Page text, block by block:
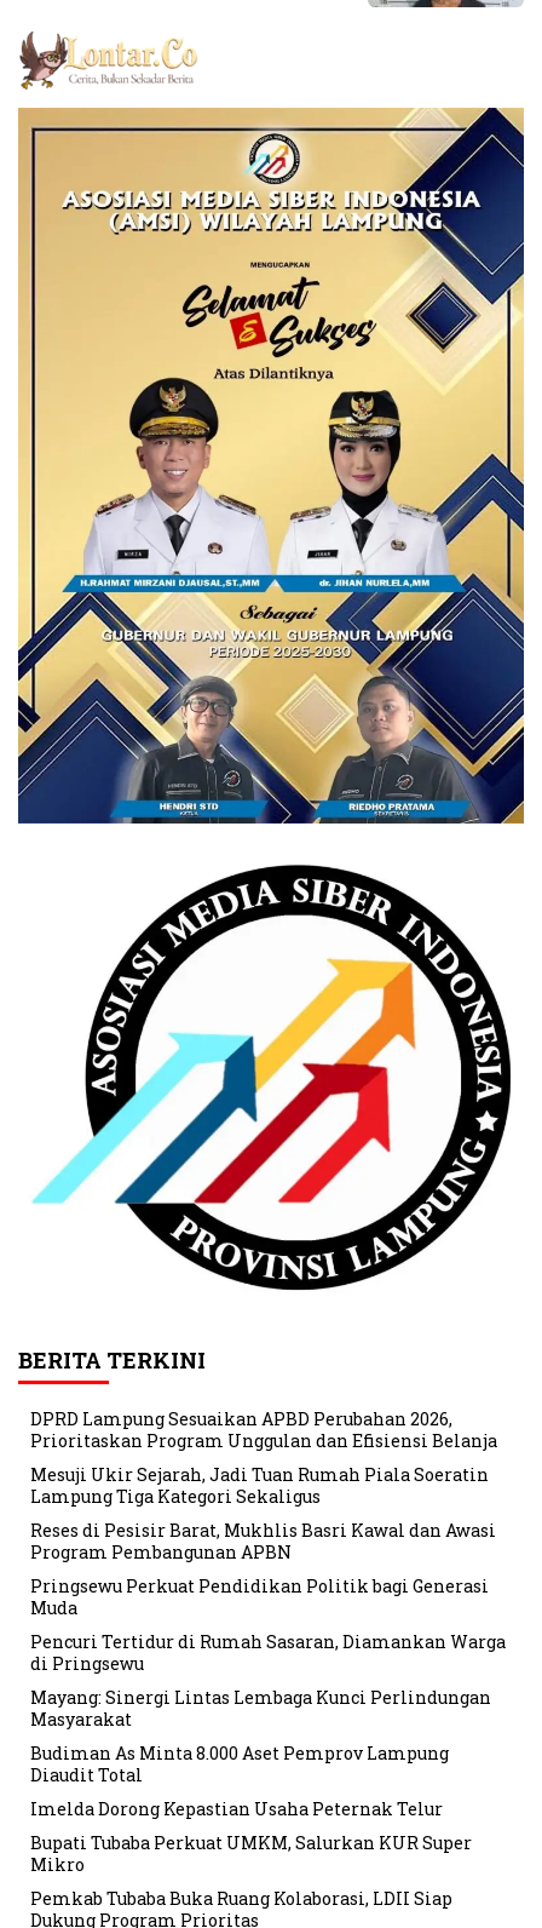
BERITA TERKINI
DPRD Lampung Sesuaikan APBD Perubahan 2026,
Prioritaskan Program Unggulan dan Efisiensi Belanja
Mesuji Ukir Sejarah, Jadi Tuan Rumah Piala Soeratin
Lampung Tiga Kategori Sekaligus
Reses di Pesisir Barat, Mukhlis Basri Kawal dan Awasi
Program Pembangunan APBN
Pringsewu Perkuat Pendidikan Politik bagi Generasi
Muda
Pencuri Tertidur di Rumah Sasaran, Diamankan Warga
di Pringsewu
Mayang: Sinergi Lintas Lembaga Kunci Perlindungan
Masyarakat
Budiman As Minta 8.000 Aset Pemprov Lampung
Diaudit Total
Imelda Dorong Kepastian Usaha Peternak Telur
Bupati Tubaba Perkuat UMKM, Salurkan KUR Super
Mikro
Pemkab Tubaba Buka Ruang Kolaborasi, LDII Siap
Dukung Program Prioritas